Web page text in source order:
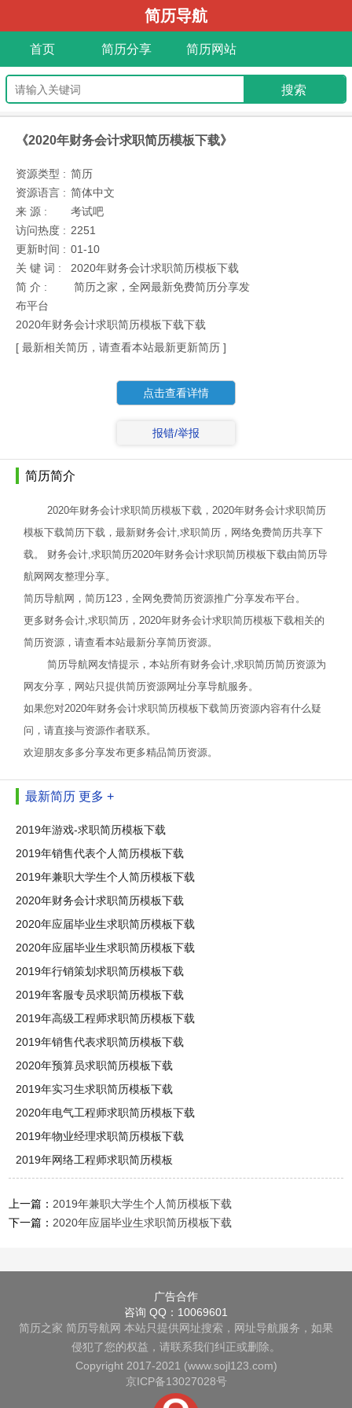
简历导航
首页 简历分享 简历网站
《2020年财务会计求职简历模板下载》
资源类型 : 简历
资源语言 : 简体中文
来 源 :
考试吧
访问热度 : 2251
更新时间 : 01-10
关 键 词 :
2020年财务会计求职简历模板下载
简 介 :
简历之家，全网最新免费简历分享发
布平台
2020年财务会计求职简历模板下载下载
[ 最新相关简历，请查看本站最新更新简历 ]
点击查看详情
报错/举报
简历简介
2020年财务会计求职简历模板下载，2020年财务会计求职简历
模板下载简历下载，最新财务会计,求职简历，网络免费简历共享下
载。 财务会计,求职简历2020年财务会计求职简历模板下载由简历导
航网网友整理分享。
简历导航网，简历123，全网免费简历资源推广分享发布平台。
更多财务会计,求职简历，2020年财务会计求职简历模板下载相关的
简历资源，请查看本站最新分享简历资源。
简历导航网友情提示，本站所有财务会计,求职简历简历资源为
网友分享，网站只提供简历资源网址分享导航服务。
如果您对2020年财务会计求职简历模板下载简历资源内容有什么疑
问，请直接与资源作者联系。
欢迎朋友多多分享发布更多精品简历资源。
最新简历 更多 +
2019年游戏-求职简历模板下载
2019年销售代表个人简历模板下载
2019年兼职大学生个人简历模板下载
2020年财务会计求职简历模板下载
2020年应届毕业生求职简历模板下载
2020年应届毕业生求职简历模板下载
2019年行销策划求职简历模板下载
2019年客服专员求职简历模板下载
2019年高级工程师求职简历模板下载
2019年销售代表求职简历模板下载
2020年预算员求职简历模板下载
2019年实习生求职简历模板下载
2020年电气工程师求职简历模板下载
2019年物业经理求职简历模板下载
2019年网络工程师求职简历模板
上一篇： 2019年兼职大学生个人简历模板下载
下一篇： 2020年应届毕业生求职简历模板下载
广告合作
咨询 QQ：10069601
简历之家 简历导航网 本站只提供网址搜索，网址导航服务，如果
侵犯了您的权益，请联系我们纠正或删除。
Copyright 2017-2021 (www.sojl123.com)
京ICP备13027028号